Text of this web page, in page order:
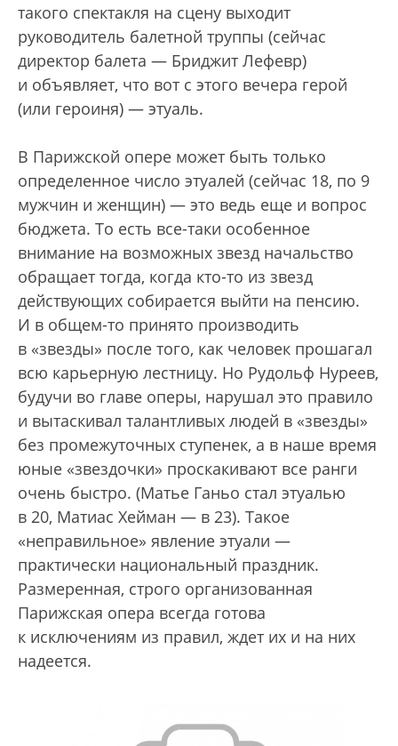
такого спектакля на сцену выходит
руководитель балетной труппы (сейчас
директор балета — Бриджит Лефевр)
и объявляет, что вот с этого вечера герой
(или героиня) — этуаль.
В Парижской опере может быть только
определенное число этуалей (сейчас 18, по 9
мужчин и женщин) — это ведь еще и вопрос
бюджета. То есть все-таки особенное
внимание на возможных звезд начальство
обращает тогда, когда кто-то из звезд
действующих собирается выйти на пенсию.
И в общем-то принято производить
в «звезды» после того, как человек прошагал
всю карьерную лестницу. Но Рудольф Нуреев,
будучи во главе оперы, нарушал это правило
и вытаскивал талантливых людей в «звезды»
без промежуточных ступенек, а в наше время
юные «звездочки» проскакивают все ранги
очень быстро. (Матье Ганьо стал этуалью
в 20, Матиас Хейман — в 23). Такое
«неправильное» явление этуали —
практически национальный праздник.
Размеренная, строго организованная
Парижская опера всегда готова
к исключениям из правил, ждет их и на них
надеется.